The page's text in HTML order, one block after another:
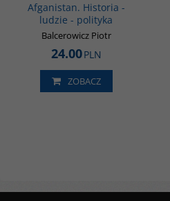
Afganistan. Historia -
ludzie - polityka
Balcerowicz Piotr
24.00PLN
ZOBACZ